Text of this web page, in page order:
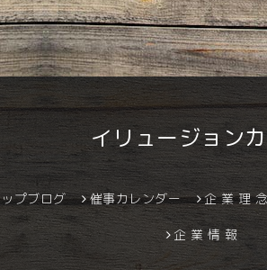
イリュージョン
プブログ 催事カレンダー 企 業 理
企 業 情 報